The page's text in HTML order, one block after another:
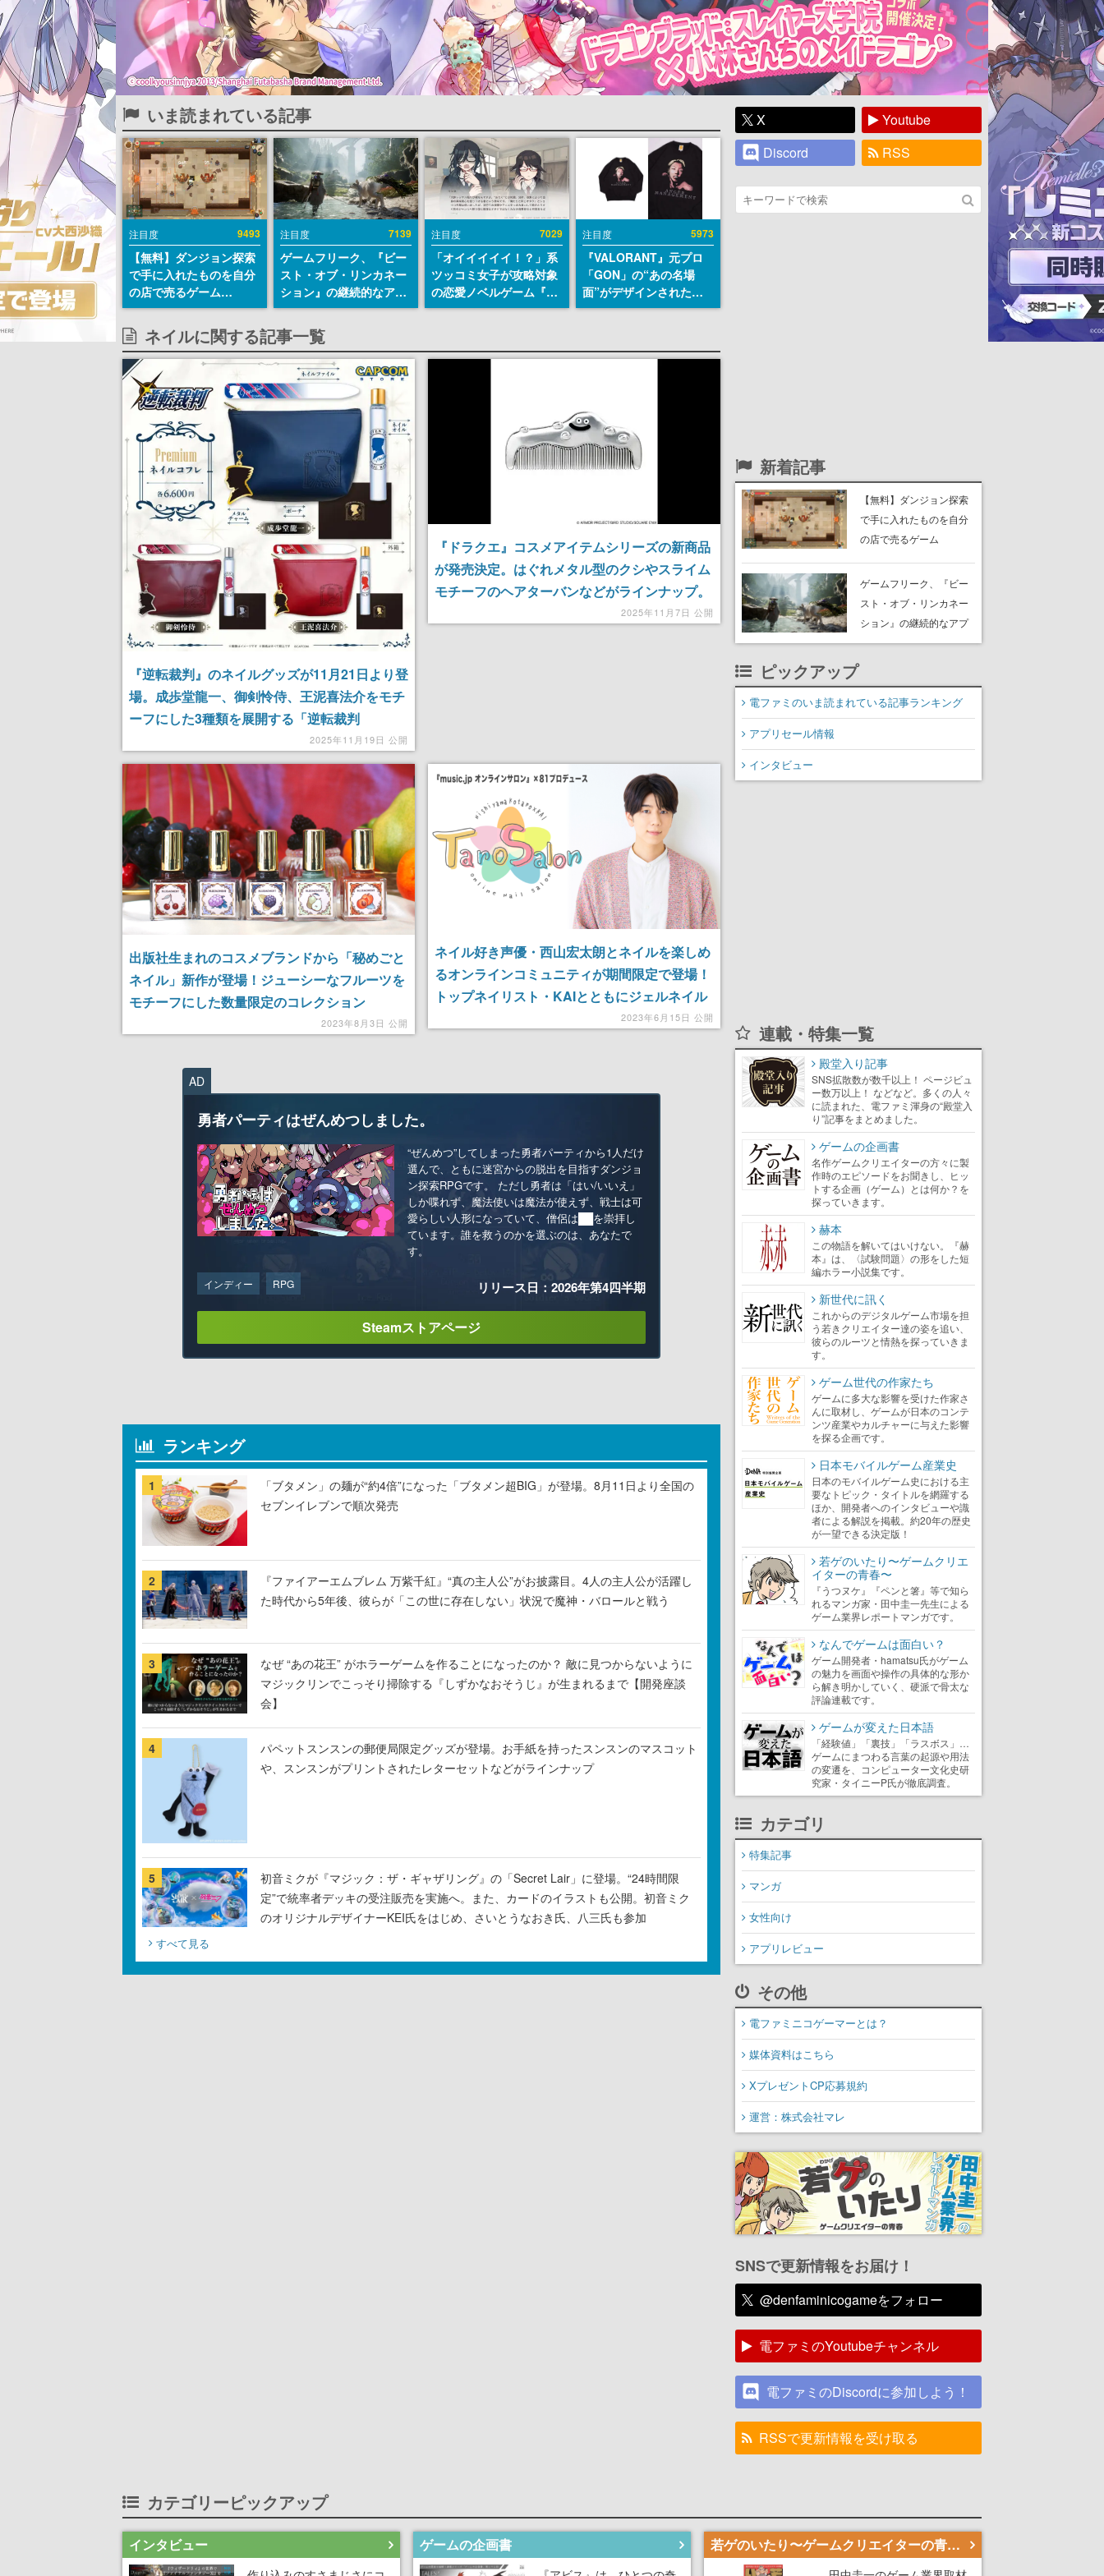
いま読まれている記事
注目度 9493
【無料】ダンジョン探索
で手に入れたものを自分
の店で売るゲーム
『Moonlighter』が
Steamにて無料配布中！
続編『Moonlighter 2』
の9月2日正式リリースを
記念したキャンペーン
注目度 7139
ゲームフリーク、『ビー
スト・オブ・リンカネー
ション』の継続的なアプ
デ方針を表明。ユーザー
からの意見を真摯に受け
止めて対応へ。修正パッ
チは約1週間以内に配信
される予定
注目度 7029
「オイイイイイ！？」系
ツッコミ女子が攻略対象
の恋愛ノベルゲーム『美
術部カノジョ』Steamス
ー？＾＾」暗黒微笑の夢
注目度 5973
『VALORANT』元プロ
「GON」の“あの名場
面”がデザインされた新
作グッズが本日8月5日よ
クキーなどが全品受注生
ネイルに関する記事一覧
『逆転裁判』のネイルグッズが11月21日より登
場。成歩堂龍一、御剣怜侍、王泥喜法介をモチ
ーフにした3種類を展開する「逆転裁判
2025年11月19日 公開
『ドラクエ』コスメアイテムシリーズの新商品
が発売決定。はぐれメタル型のクシやスライム
モチーフのヘアターバンなどがラインナップ。
装備すれば「みりょく」が上がりそう2025年11月7日 公開
出版社生まれのコスメブランドから「秘めごと
ネイル」新作が登場！ジューシーなフルーツを
モチーフにした数量限定のコレクション
2023年8月3日 公開
ネイル好き声優・西山宏太朗とネイルを楽しめ
るオンラインコミュニティが期間限定で登場！
トップネイリスト・KAIとともにジェルネイル
2023年6月15日 公開
AD
勇者パーティはぜんめつしました。
“ぜんめつ”してしまった勇者パーティから1人だけ
選んで、ともに迷宮からの脱出を目指すダンジョ
ン探索RPGです。 ただし勇者は「はい/いいえ」
しか喋れず、魔法使いは魔法が使えず、戦士は可
愛らしい人形になっていて、僧侶は██を崇拝し
ています。誰を救うのかを選ぶのは、あなたで
す。
インディー RPG リリース日：2026年第4四半期
Steamストアページ
ランキング
1
「ブタメン」の麺が“約4倍”になった「ブタメン超BIG」が登場。8月11日より全国の
セブンイレブンで順次発売
2
『ファイアーエムブレム 万紫千紅』“真の主人公”がお披露目。4人の主人公が活躍し
た時代から5年後、彼らが「この世に存在しない」状況で魔神・バロールと戦う
3
なぜ “あの花王” がホラーゲームを作ることになったのか？ 敵に見つからないように
マジックリンでこっそり掃除する『しずかなおそうじ』が生まれるまで【開発座談
会】
4
パペットスンスンの郵便局限定グッズが登場。お手紙を持ったスンスンのマスコット
や、スンスンがプリントされたレターセットなどがラインナップ
5
初音ミクが『マジック：ザ・ギャザリング』の「Secret Lair」に登場。“24時間限
定”で統率者デッキの受注販売を実施へ。また、カードのイラストも公開。初音ミク
のオリジナルデザイナーKEI氏をはじめ、さいとうなおき氏、八三氏も参加
すべて見る
X
Youtube
Discord
RSS
新着記事
【無料】ダンジョン探索
で手に入れたものを自分
の店で売るゲーム
にて無料配布中！続編
『Moonlighter 2』の9月2
日正式リリースを記念し
ゲームフリーク、『ビー
スト・オブ・リンカネー
ション』の継続的なアプ
デ方針を表明。ユーザー
チは約1週間以内に配信さ
れる予定
ピックアップ
電ファミのいま読まれている記事ランキング
アプリセール情報
インタビュー
連載・特集一覧
殿堂入り記事
SNS拡散数が数千以上！ ページビュ
ー数万以上！ などなど。多くの人々
に読まれた、電ファミ渾身の“殿堂入
り”記事をまとめました。
ゲームの企画書
名作ゲームクリエイターの方々に製
作時のエピソードをお聞きし、ヒッ
トする企画（ゲーム）とは何か？を
探っていきます。
赫本
この物語を解いてはいけない。『赫
本』は、〈試験問題〉の形をした短
編ホラー小説集です。
新世代に訊く
これからのデジタルゲーム市場を担
う若きクリエイター達の姿を追い、
彼らのルーツと情熱を探っていきま
す。
ゲーム世代の作家たち
ゲームに多大な影響を受けた作家さ
んに取材し、ゲームが日本のコンテ
ンツ産業やカルチャーに与えた影響
を探る企画です。
日本モバイルゲーム産業史
日本のモバイルゲーム史における主
要なトピック・タイトルを網羅する
ほか、開発者へのインタビューや識
者による解説を掲載。約20年の歴史
が一望できる決定版！
若ゲのいたり〜ゲームクリエ
イターの青春〜
『うつヌケ』『ペンと箸』等で知ら
れるマンガ家・田中圭一先生による
ゲーム業界レポートマンガです。
なんでゲームは面白い？
ゲーム開発者・hamatsu氏がゲーム
の魅力を画面や操作の具体的な形か
ら解き明かしていく、硬派で骨太な
評論連載です。
ゲームが変えた日本語
「経験値」「裏技」「ラスボス」…
ゲームにまつわる言葉の起源や用法
の変遷を、コンピューター文化史研
究家・タイニーP氏が徹底調査。
カテゴリ
特集記事
マンガ
女性向け
アプリレビュー
その他
電ファミニコゲーマーとは？
媒体資料はこちら
XプレゼントCP応募規約
運営：株式会社マレ
SNSで更新情報をお届け！
@denfaminicogameをフォロー
電ファミのYoutubeチャンネル
電ファミのDiscordに参加しよう！
RSSで更新情報を受け取る
カテゴリーピックアップ
インタビュー ゲームの企画書 若ゲのいたり〜ゲームクリエイターの青春〜